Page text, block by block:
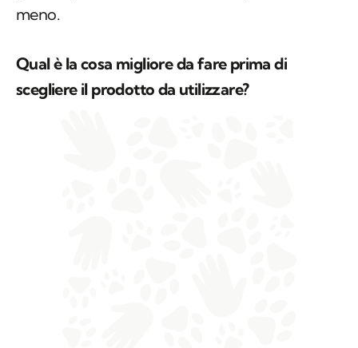
meno.
Qual è la cosa migliore da fare prima di
scegliere il prodotto da utilizzare?